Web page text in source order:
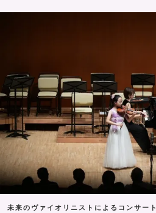
未来のヴァイオリニストによるコンサート